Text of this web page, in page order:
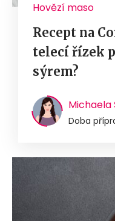
Hovězí maso
Recept na
telecí řízek
sýrem?
Michaela
Doba